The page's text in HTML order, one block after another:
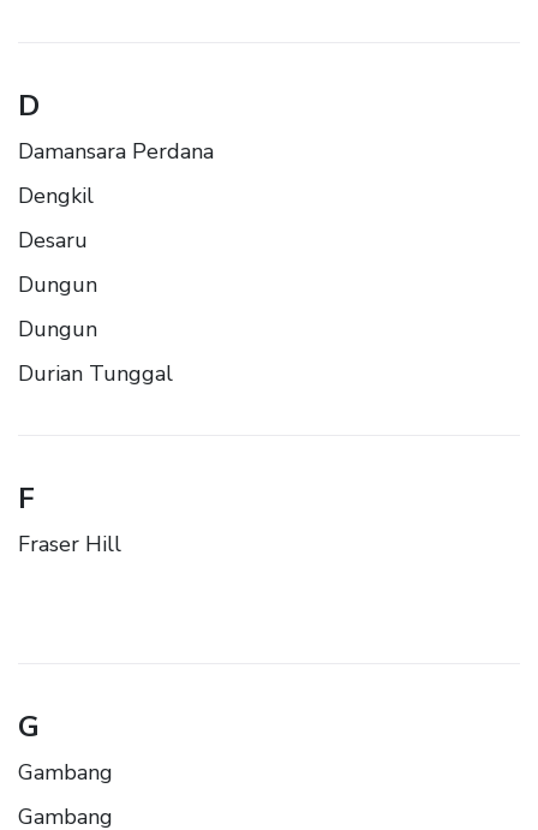
D
Damansara Perdana
Dengkil
Desaru
Dungun
Dungun
Durian Tunggal
F
Fraser Hill
G
Gambang
Gambang